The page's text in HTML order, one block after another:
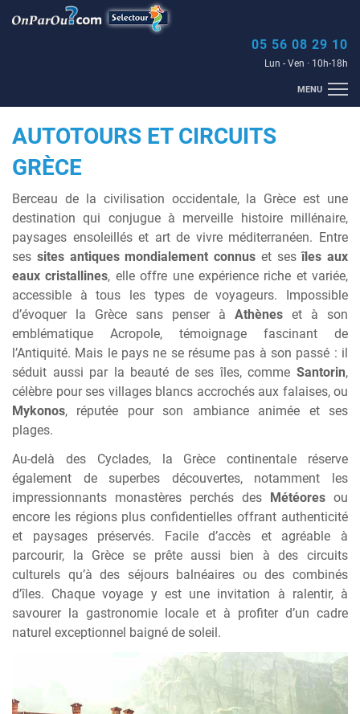
05 56 08 29 10
Lun - Ven · 10h-18h
MENU
THALASSO
AUTOTOURS ET CIRCUITS
GRÈCE
Berceau de la civilisation occidentale, la Grèce est une
destination qui conjugue à merveille histoire millénaire,
paysages ensoleillés et art de vivre méditerranéen. Entre
ses sites antiques mondialement connus et sesîles aux
eaux cristallines, elle offre une expérience riche et variée,
accessible à tous les types de voyageurs. Impossible
d’évoquer la Grèce sans penser à Athènes et à son
emblématique Acropole, témoignage fascinant de
l’Antiquité. Mais le pays ne se résume pas à son passé : il
séduit aussi par la beauté de ses îles, comme Santorin,
célèbre pour ses villages blancs accrochés aux falaises, ou
Mykonos, réputée pour son ambiance animée et ses
plages.
Au-delà des Cyclades, la Grèce continentale réserve
également de superbes découvertes, notamment les
impressionnants monastères perchés des Météores ou
encore les régions plus confidentielles offrant authenticité
et paysages préservés. Facile d’accès et agréable à
parcourir, la Grèce se prête aussi bien à des circuits
culturels qu’à des séjours balnéaires ou des combinés
d’îles. Chaque voyage y est une invitation à ralentir, à
savourer la gastronomie locale et à profiter d’un cadre
naturel exceptionnel baigné de soleil.